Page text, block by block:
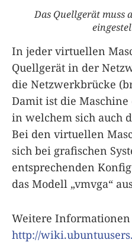
Das Quellgerät muss
In jeder virtuellen
Quellgerät in der
die Netzwerkbrücke
Damit ist die
in welchem sich auch
Bei den virtuellen
sich bei grafischen
entsprechenden
das Modell „vmvga“
Weitere Informationen
http://